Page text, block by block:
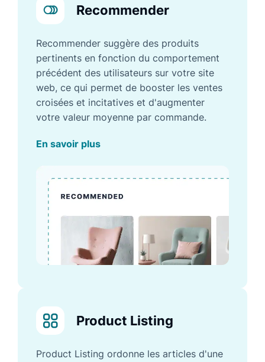
Recommender
Recommender suggère des produits
pertinents en fonction du comportement
précédent des utilisateurs sur votre site
web, ce qui permet de booster les ventes
croisées et incitatives et d'augmenter
votre valeur moyenne par commande.
En savoir plus
Product Listing
Product Listing ordonne les articles d'une